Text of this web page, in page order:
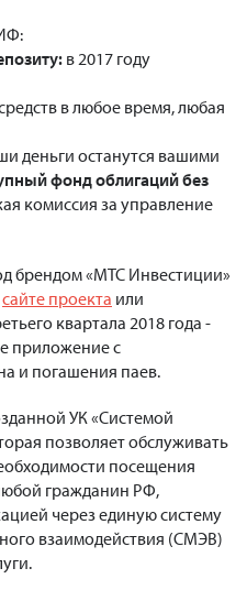
в 2017 году
в любое время, любая
деньги останутся вашими
фонд облигаций без
комиссия за управление
брендом «МТС Инвестиции»
сайте проекта или
квартала 2018 года -
приложение с
и погашения паев.
УК «Системой
позволяет обслуживать
посещения
гражданин РФ,
через единую систему
взаимодействия (СМЭВ)